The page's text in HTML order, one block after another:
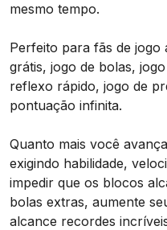
mesmo tempo.
Perfeito para fãs de jogo
grátis, jogo de bolas,
reflexo rápido, jogo de
pontuação infinita.
Quanto mais você
exigindo habilidade,
impedir que os blocos
bolas extras, aumente
alcance recordes